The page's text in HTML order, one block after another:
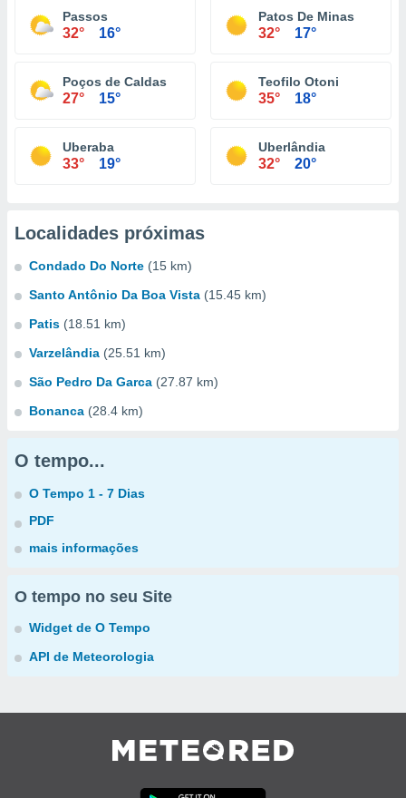
Passos
32° 16°
Patos De Minas
32° 17°
Poços de Caldas
27° 15°
Teofilo Otoni
35° 18°
Uberaba
33° 19°
Uberlândia
32° 20°
Localidades próximas
Condado Do Norte (15 km)
Santo Antônio Da Boa Vista (15.45 km)
Patis (18.51 km)
Varzelândia (25.51 km)
São Pedro Da Garca (27.87 km)
Bonanca (28.4 km)
O tempo...
O Tempo 1 - 7 Dias
PDF
mais informações
O tempo no seu Site
Widget de O Tempo
API de Meteorologia